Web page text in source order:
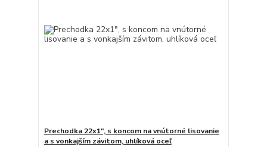
Prechodka 22x1", s koncom na vnútorné lisovanie
a s vonkajším závitom, uhlíková oceľ